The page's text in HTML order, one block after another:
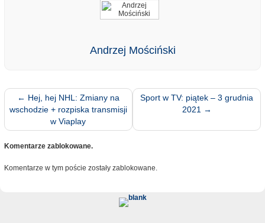
Andrzej Mościński
← Hej, hej NHL: Zmiany na
wschodzie + rozpiska transmisji
w Viaplay
Sport w TV: piątek – 3 grudnia
2021 →
Komentarze zablokowane.
Komentarze w tym poście zostały zablokowane.